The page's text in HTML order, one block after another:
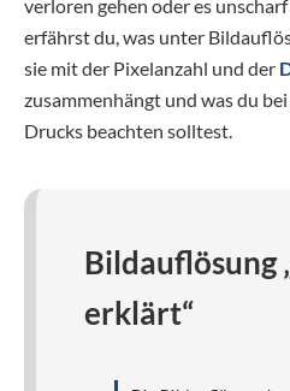
verloren gehen oder es
erfährst du, was unter
sie mit der Pixelanzahl und der
zusammenhängt und was du
Drucks beachten solltest.
Bildauflösung
erklärt“